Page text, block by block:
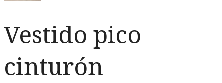
Vestido pico
cinturón